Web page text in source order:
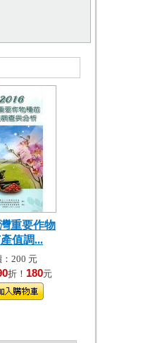
重要作物
值調...
：200 元
折！ 180元